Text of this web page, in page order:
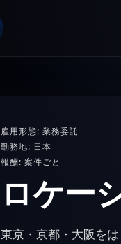
雇用形態: 業務委託
勤務地: 日本
報酬: 案件ごと
ロケー
東京・京都・大阪を